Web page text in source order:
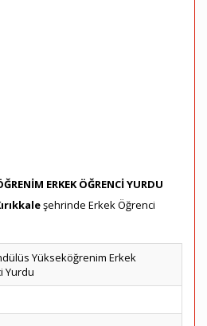
ERKEK ÖĞRENCİ YURDU
şehrinde Erkek Öğrenci
Yükseköğrenim Erkek
Yurdu